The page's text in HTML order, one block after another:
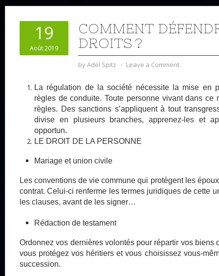
19
Août 2019
COMMENT
DROITS ?
byAdel Spitz ⋅ Leave a Comment
La régulation de la société nécessite la mise en
règles de conduite. Toute personne vivant dans ce
règles. Des sanctions s’appliquent à tout
divise en plusieurs branches, apprenez-les et
opportun.
LE DROIT DE LA PERSONNE
Mariage et union civile
Les conventions de vie commune qui protègent les
contrat. Celui-ci renferme les termes juridiques de cette
les clauses, avant de les signer…
Rédaction de testament
Ordonnez vos dernières volontés pour répartir vos biens
vous protégez vos héritiers et vous choisissez vous-
succession.